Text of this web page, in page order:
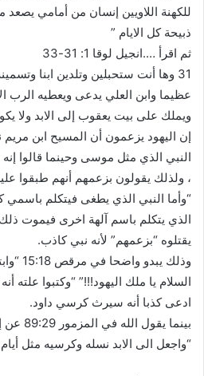
للكهنة اللاويين إنسان من أمامي
ذبيحة كل الايام ”
ثم اقرأ ….انجيل لوقا 1: 31-33
ويملك على بيت يعقوب إلى الابد ولا
إن اليهود يزعمون أن المسيح ابن مريم
النبي الذي مثل موسى وحينما قالوا
“وأما النبي الذي يطغى فيتكلم باسمي
الذي يتكلم باسم آلهة اخرى فيموت
يقتلوه “بزعمهم” لأنه نبي كاذب.
وذلك
السلام يا ملك اليهود!!!” “وكتبوا علته
ادعى كذبا أنه سيرث كرسي داود.
بينما
“‎واجعل الى الابد نسله وكرسيه مثل أيام السماوات‎”